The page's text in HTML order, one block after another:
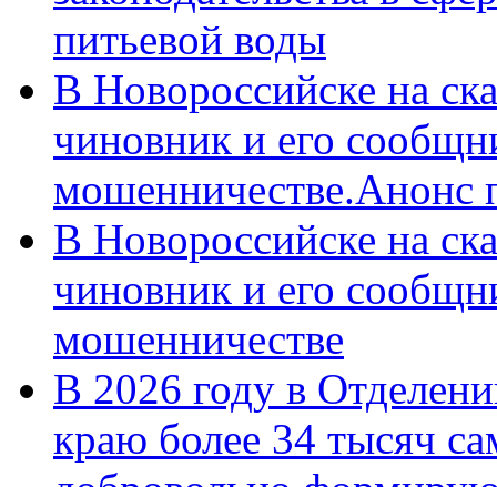
питьевой воды
В Новороссийске на
чиновник и его
мошенничестве.Анонс
В Новороссийске на
чиновник и его
мошенничестве
В 2026 году в
краю более 34 тысяч